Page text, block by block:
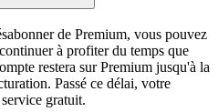
de Premium, vous pouvez
à profiter du temps que
restera sur Premium jusqu'à la
Passé ce délai, votre
gratuit.